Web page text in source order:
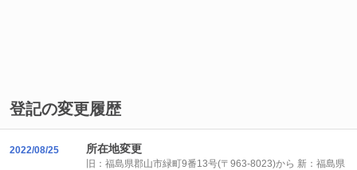
登記の変更履歴
2022/08/25 所在地変更
旧：福島県郡山市緑町9番13号(〒963-8023)から 新：福島県